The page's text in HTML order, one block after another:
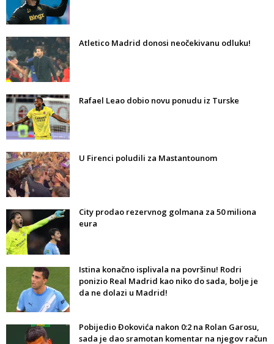
Atletico Madrid donosi neočekivanu odluku!
Rafael Leao dobio novu ponudu iz Turske
U Firenci poludili za Mastantounom
City prodao rezervnog golmana za 50 miliona
eura
Istina konačno isplivala na površinu! Rodri
ponizio Real Madrid kao niko do sada, bolje je
da ne dolazi u Madrid!
Pobijedio Đokovića nakon 0:2 na Rolan Garosu,
sada je dao sramotan komentar na njegov račun